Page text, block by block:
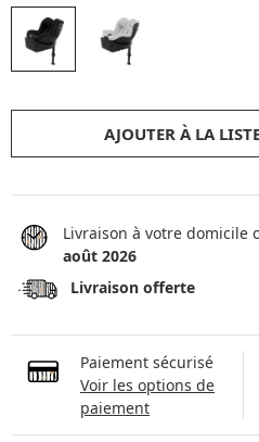
AJOUTER À LA
Livraison à votre domicile
août 2026
Livraison offerte
Paiement sécurisé
Voir les options de
paiement